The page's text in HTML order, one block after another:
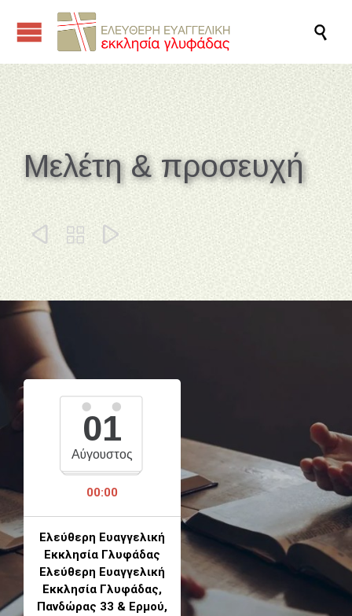

Μελέτη & προσευχή
  
01
Αύγουστος
00:00
Ελεύθερη Ευαγγελική
Εκκλησία Γλυφάδας
Ελεύθερη Ευαγγελική
Εκκλησία Γλυφάδας,
Πανδώρας 33 & Ερμού,